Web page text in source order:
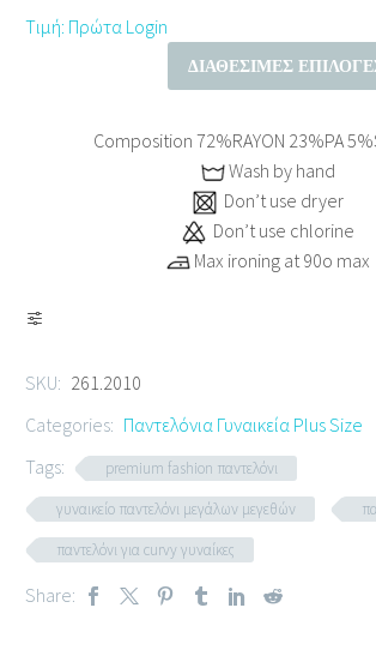
Τιμή: Πρώτα Login
ΔΙΑΘΈΣΙΜΕΣ
Composition 72%RAYON 23%PA
Wash by hand
Don’t use dryer
Don’t use chlorine
Max ironing at 90ο max
SKU: 261.2010
Categories: Παντελόνια Γυναικεία Plus Size
Tags:
premium fashion παντελόνι
γυναικείο παντελόνι μεγάλων μεγεθών
παντελόνι για curvy γυναίκες
Share: